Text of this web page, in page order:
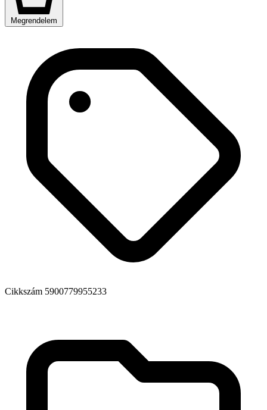
Megrendelem
Cikkszám 5900779955233